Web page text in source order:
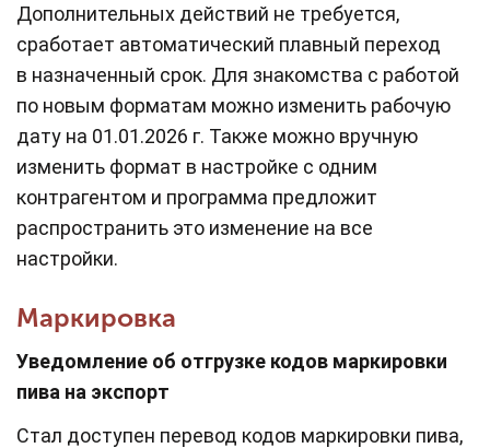
Дополнительных действий не требуется,
сработает автоматический плавный переход
в назначенный срок. Для знакомства с работой
по новым форматам можно изменить рабочую
дату на 01.01.2026 г. Также можно вручную
изменить формат в настройке с одним
контрагентом и программа предложит
распространить это изменение на все
настройки.
Маркировка
Уведомление об отгрузке кодов маркировки
пива на экспорт
Стал доступен перевод кодов маркировки пива,